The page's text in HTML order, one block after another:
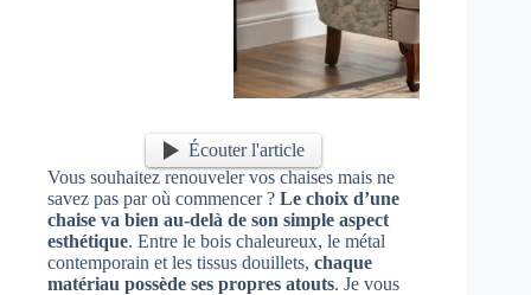
Écouter l'article
Vous souhaitez renouveler vos chaises mais ne
savez pas par où commencer ? Le choix d’une
chaise va bien au-delà de son simple aspect
esthétique. Entre le bois chaleureux, le métal
contemporain et les tissus douillets, chaque
matériau possède ses propres atouts. Je vous